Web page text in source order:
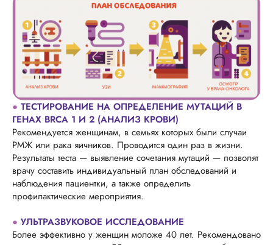
● ТЕСТИРОВАНИЕ НА ОПРЕДЕЛЕНИЕ МУТАЦИЙ В
ГЕНАХ BRCA 1 И 2 (АНАЛИЗ КРОВИ)
Рекомендуется женщинам, в семьях которых были случаи
РМЖ или рака яичников. Проводится один раз в жизни.
Результаты теста — выявление сочетания мутаций — позволят
врачу составить индивидуальный план обследований и
наблюдения пациентки, а также определить
профилактические мероприятия.
● УЛЬТРАЗВУКОВОЕ ИССЛЕДОВАНИЕ
Более эффективно у женщин моложе 40 лет. Рекомендовано